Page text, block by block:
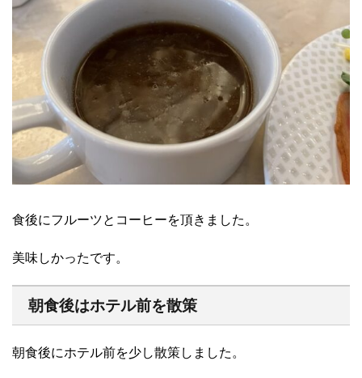
食後にフルーツとコーヒーを頂きました。
美味しかったです。
朝食後はホテル前を散策
朝食後にホテル前を少し散策しました。